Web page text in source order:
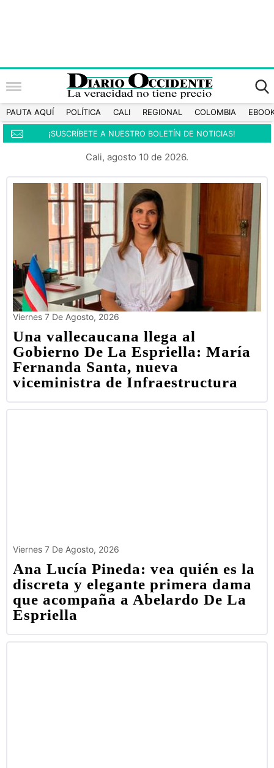
PAUTA AQUÍ POLÍTICA CALI REGIONAL COLOMBIA
¡SUSCRÍBETE A NUESTRO BOLETÍN DE NOTICIAS!
Cali, agosto 10 de 2026.
Viernes 7 De Agosto, 2026
Una vallecaucana llega al
Gobierno De La Espriella: María
Fernanda Santa, nueva
viceministra de Infraestructura
Viernes 7 De Agosto, 2026
Ana Lucía Pineda: vea quién es la
discreta y elegante primera dama
que acompaña a Abelardo De La
Espriella